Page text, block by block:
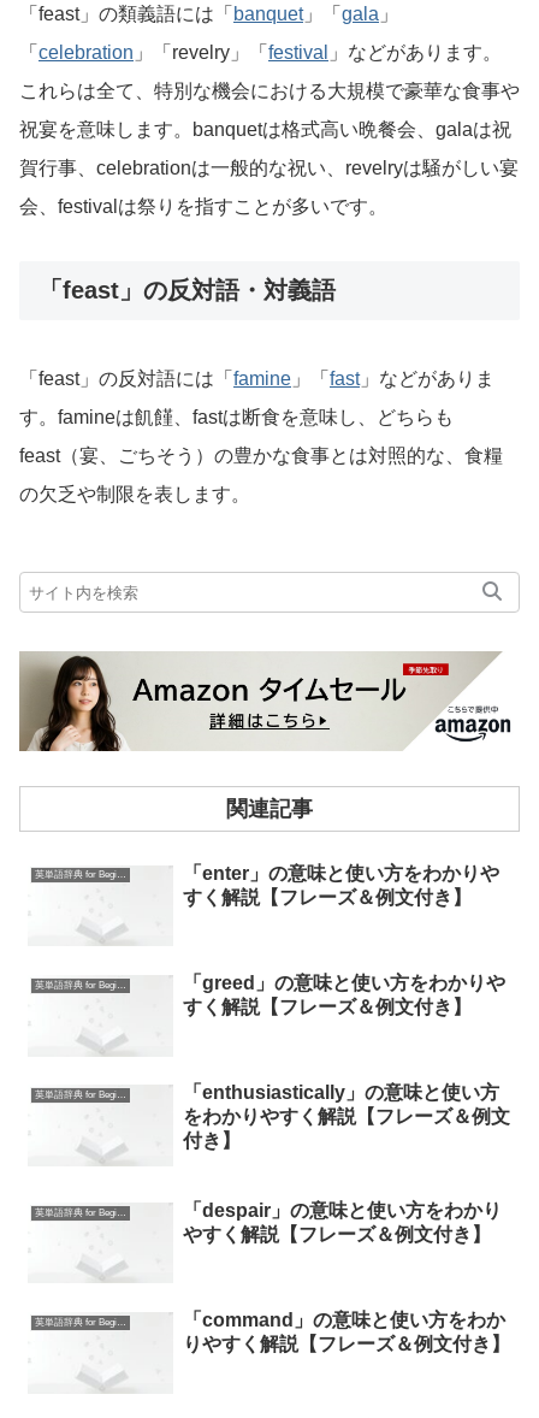
「feast」の類義語には「 banquet」「 gala 」
「 celebration 」「revelry」「 festival
」などがあります。
これらは全て、特別な機会における大規模で豪華な食事や
祝宴を意味します。banquetは格式高い晩餐会、galaは祝
賀行事、celebrationは一般的な祝い、revelryは騒がしい宴
会、festivalは祭りを指すことが多いです。
「feast」の反対語・対義語
「feast」の反対語には「 famine 」「 fast」などがありま
す。famineは飢饉、fastは断食を意味し、どちらも
feast（宴、ごちそう）の豊かな食事とは対照的な、食糧
の欠乏や制限を表します。
関連記事
英単語辞典 for Beginners
「enter」の意味と使い方をわかりや
すく解説【フレーズ＆例文付き】
英単語辞典 for Beginners
「greed」の意味と使い方をわかりや
すく解説【フレーズ＆例文付き】
英単語辞典 for Beginners
「enthusiastically」の意味と使い方
をわかりやすく解説【フレーズ＆例文
付き】
英単語辞典 for Beginners
「despair」の意味と使い方をわかり
やすく解説【フレーズ＆例文付き】
英単語辞典 for Beginners
「command」の意味と使い方をわか
りやすく解説【フレーズ＆例文付き】